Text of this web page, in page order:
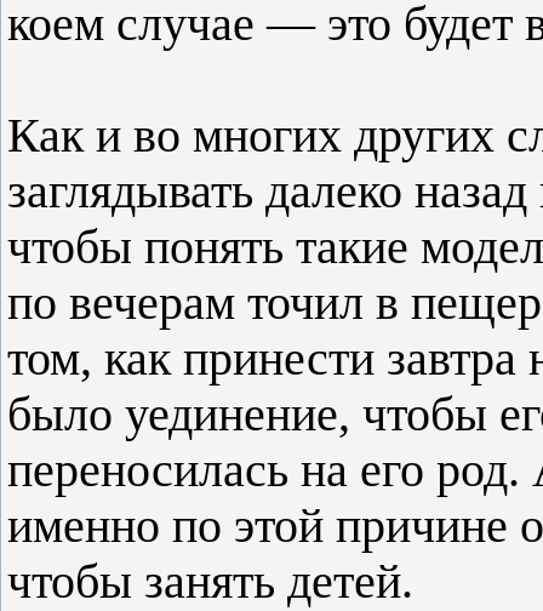
коем случае — это
Как и во многих других
заглядывать далеко
чтобы понять такие
по вечерам точил в
том, как принести
было уединение, чтобы
переносилась на его
именно по этой причине
чтобы занять детей.